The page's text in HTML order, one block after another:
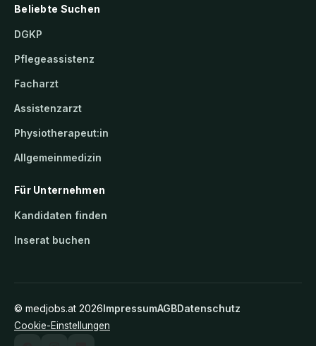
Beliebte Suchen
DGKP
Pflegeassistenz
Facharzt
Assistenzarzt
Physiotherapeut:in
Allgemeinmedizin
Für Unternehmen
Kandidaten finden
Inserat buchen
© medjobs.at 2026 ImpressumAGBDatenschutz
Cookie-Einstellungen